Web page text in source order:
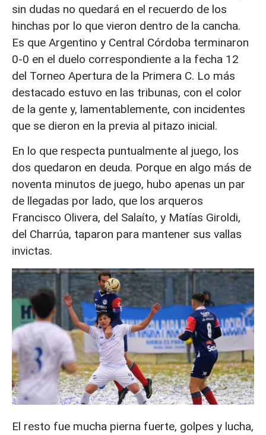
sin dudas no quedará en el recuerdo de los
hinchas por lo que vieron dentro de la cancha.
Es que Argentino y Central Córdoba terminaron
0-0 en el duelo correspondiente a la fecha 12
del Torneo Apertura de la Primera C. Lo más
destacado estuvo en las tribunas, con el color
de la gente y, lamentablemente, con incidentes
que se dieron en la previa al pitazo inicial.
En lo que respecta puntualmente al juego, los
dos quedaron en deuda. Porque en algo más de
noventa minutos de juego, hubo apenas un par
de llegadas por lado, que los arqueros
Francisco Olivera, del Salaíto, y Matías Giroldi,
del Charrúa, taparon para mantener sus vallas
invictas.
El resto fue mucha pierna fuerte, golpes y lucha,